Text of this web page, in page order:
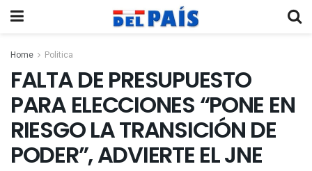
Home Politica
FALTA DE PRESUPUESTO
PARA ELECCIONES “PONE EN
RIESGO LA TRANSICIÓN DE
PODER”, ADVIERTE EL JNE